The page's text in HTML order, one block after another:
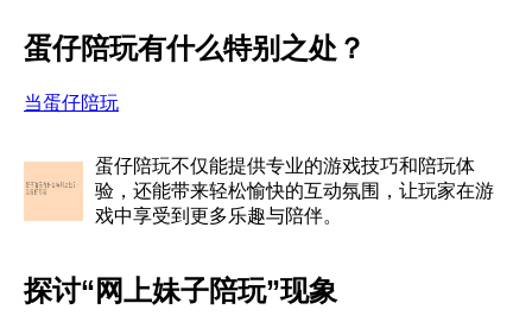
蛋仔陪玩有什么特别之处？
当蛋仔陪玩
蛋仔陪玩不仅能提供专业的游戏技巧和陪玩体
验，还能带来轻松愉快的互动氛围，让玩家在游
戏中享受到更多乐趣与陪伴。
探讨“网上妹子陪玩”现象